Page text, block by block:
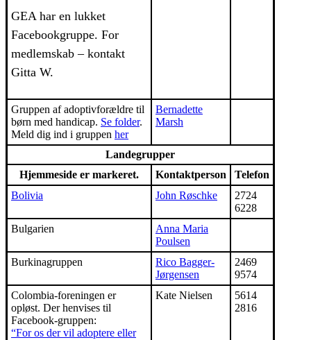
GEA har en lukket
Facebookgruppe. For
medlemskab – kontakt
Gitta W.
Gruppen af adoptivforældre til
børn med handicap. Se folder.
Meld dig ind i gruppen her
Bernadette
Marsh
Landegrupper
Hjemmeside er markeret.
Kontaktperson
Telefon
Bolivia
John Røschke
2724
6228
Bulgarien
Anna Maria
Poulsen
Burkinagruppen
Rico Bagger-
Jørgensen
2469
9574
Colombia-foreningen er
opløst. Der henvises til
Facebook-gruppen:
“For os der vil adoptere eller
Kate Nielsen
5614
2816